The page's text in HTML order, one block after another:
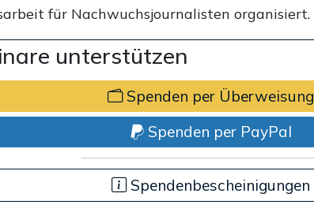
für Nachwuchsjournalisten organisiert.
unterstützen
Spenden per Überweisung
Spenden per PayPal
Spendenbescheinigungen